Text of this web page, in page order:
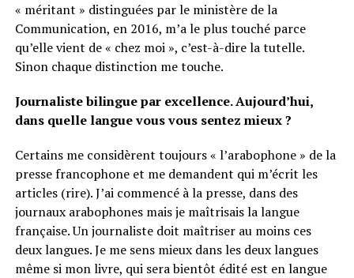
« méritant » distinguées par le ministère de la
Communication, en 2016, m’a le plus touché parce
qu’elle vient de « chez moi », c’est-à-dire la tutelle.
Sinon chaque distinction me touche.
Journaliste bilingue par excellence. Aujourd’hui,
dans quelle langue vous vous sentez mieux ?
Certains me considèrent toujours « l’arabophone » de la
presse francophone et me demandent qui m’écrit les
articles (rire). J’ai commencé à la presse, dans des
journaux arabophones mais je maîtrisais la langue
française. Un journaliste doit maîtriser au moins ces
deux langues. Je me sens mieux dans les deux langues
même si mon livre, qui sera bientôt édité est en langue